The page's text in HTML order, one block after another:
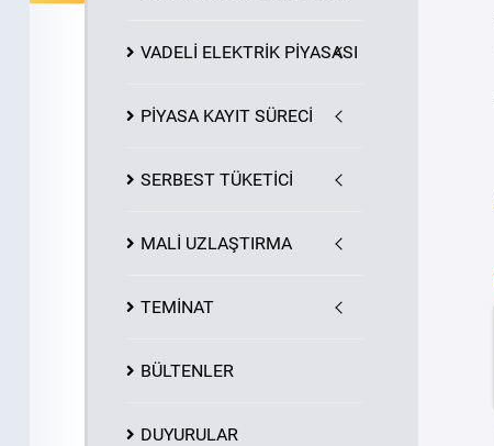
VADELİ ELEKTRİK PİYASASI
PİYASAKAYIT SÜRECİ
SERBEST TÜKETİCİ
MALİ UZLAŞTIRMA
TEMİNAT
BÜLTENLER
DUYURULAR